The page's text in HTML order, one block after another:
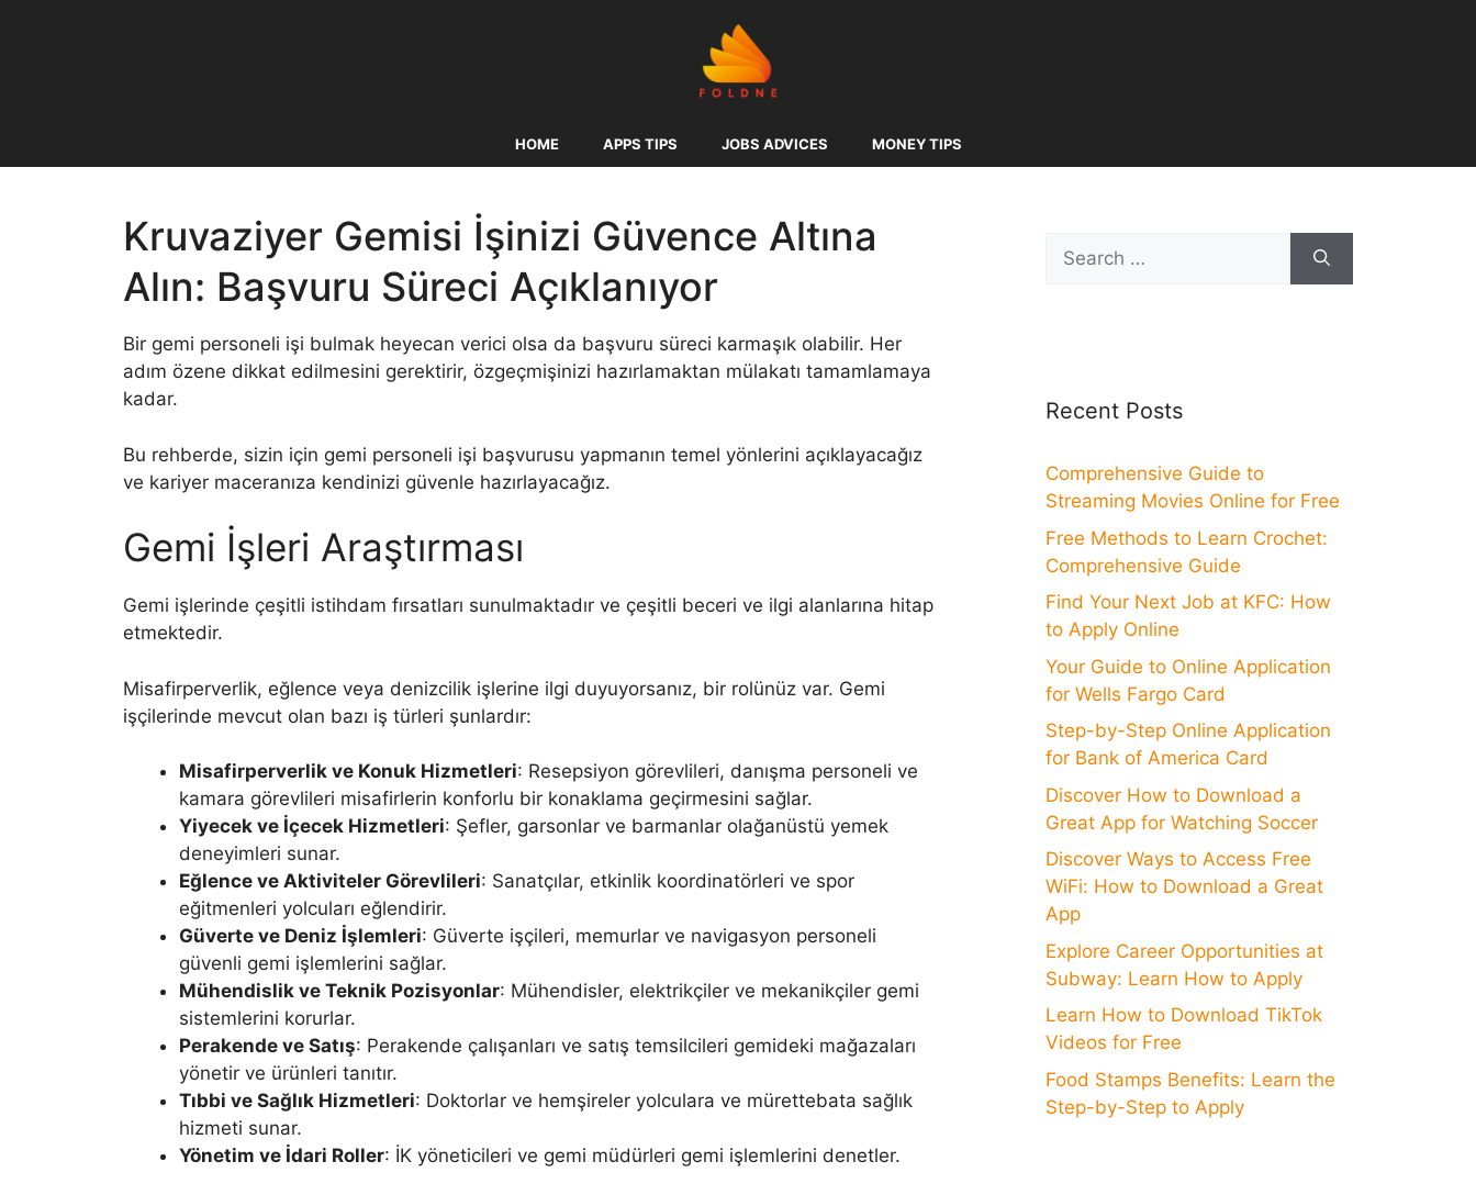
HOME APPS TIPS JOBS ADVICES MONEY TIPS
Kruvaziyer Gemisi İşinizi Güvence Altına
Alın: Başvuru Süreci Açıklanıyor
Bir gemi personeli işi bulmak heyecan verici olsa da başvuru süreci karmaşık olabilir. Her
adım özene dikkat edilmesini gerektirir, özgeçmişinizi hazırlamaktan mülakatı tamamlamaya
kadar.
Bu rehberde, sizin için gemi personeli işi başvurusu yapmanın temel yönlerini açıklayacağız
ve kariyer maceranıza kendinizi güvenle hazırlayacağız.
Gemi İşleri Araştırması
Gemi işlerinde çeşitli istihdam fırsatları sunulmaktadır ve çeşitli beceri ve ilgi alanlarına hitap
etmektedir.
Misafirperverlik, eğlence veya denizcilik işlerine ilgi duyuyorsanız, bir rolünüz var. Gemi
işçilerinde mevcut olan bazı iş türleri şunlardır:
Misafirperverlik ve Konuk Hizmetleri: Resepsiyon görevlileri, danışma personeli ve
kamara görevlileri misafirlerin konforlu bir konaklama geçirmesini sağlar.
Yiyecek ve İçecek Hizmetleri: Şefler, garsonlar ve barmanlar olağanüstü yemek
deneyimleri sunar.
Eğlence ve Aktiviteler Görevlileri: Sanatçılar, etkinlik koordinatörleri ve spor
eğitmenleri yolcuları eğlendirir.
Güverte ve Deniz İşlemleri: Güverte işçileri, memurlar ve navigasyon personeli
güvenli gemi işlemlerini sağlar.
Mühendislik ve Teknik Pozisyonlar: Mühendisler, elektrikçiler ve mekanikçiler gemi
sistemlerini korurlar.
Perakende ve Satış: Perakende çalışanları ve satış temsilcileri gemideki mağazaları
yönetir ve ürünleri tanıtır.
Tıbbi ve Sağlık Hizmetleri: Doktorlar ve hemşireler yolculara ve mürettebata sağlık
hizmeti sunar.
Yönetim ve İdari Roller: İK yöneticileri ve gemi müdürleri gemi işlemlerini denetler.
Search
for:
Recent Posts
Comprehensive Guide to
Streaming Movies Online for Free
Free Methods to Learn Crochet:
Comprehensive Guide
Find Your Next Job at KFC: How
to Apply Online
Your Guide to Online Application
for Wells Fargo Card
Step-by-Step Online Application
for Bank of America Card
Discover How to Download a
Great App for Watching Soccer
Discover Ways to Access Free
WiFi: How to Download a Great
App
Explore Career Opportunities at
Subway: Learn How to Apply
Learn How to Download TikTok
Videos for Free
Food Stamps Benefits: Learn the
Step-by-Step to Apply